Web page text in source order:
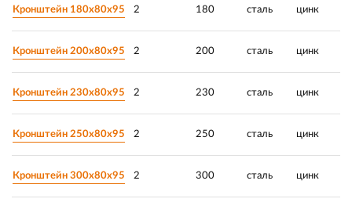
Кронштейн 180х80х95 2 180 сталь цинк
Кронштейн 200х80х95 2 200 сталь цинк
Кронштейн 230х80х95 2 230 сталь цинк
Кронштейн 250х80х95 2 250 сталь цинк
Кронштейн 300х80х95 2 300 сталь цинк